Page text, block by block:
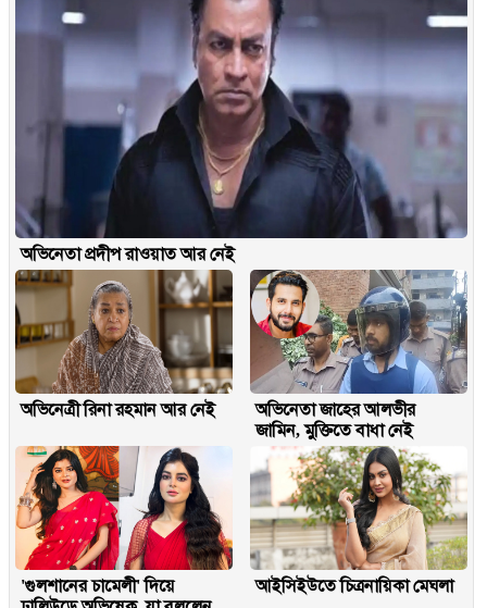
অভিনেতা প্রদীপ রাওয়াত আর নেই
অভিনেত্রী রিনা রহমান আর নেই
অভিনেতা জাহের আলভীর
জামিন, মুক্তিতে বাধা নেই
'গুলশানের চামেলী' দিয়ে
আইসিইউতে চিত্রনায়িকা মেঘলা